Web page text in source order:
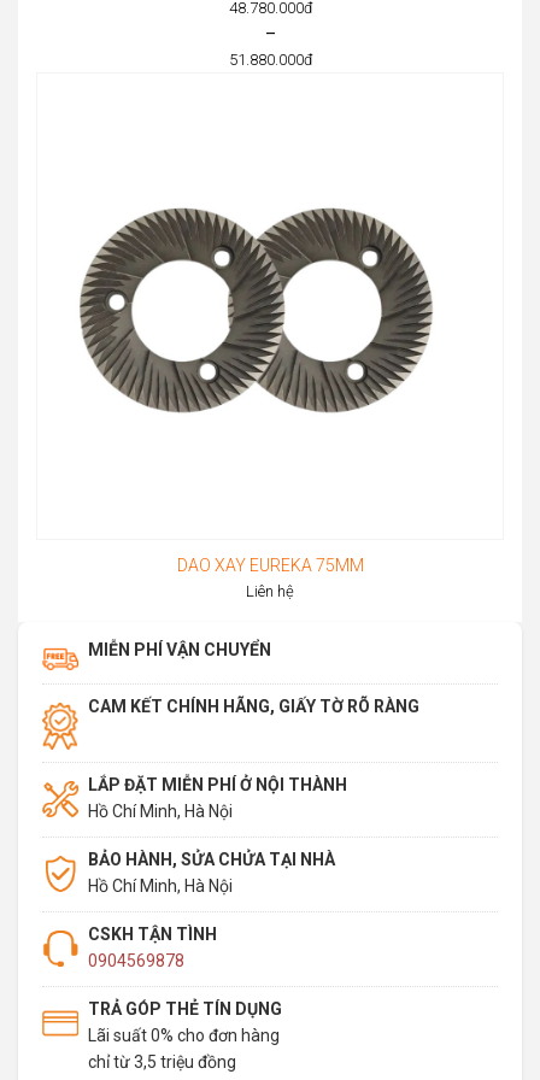
48.780.000đ
–
51.880.000đ
DAO XAY EUREKA 75MM
Liên hệ
MIỄN PHÍ VẬN CHUYỂN
CAM KẾT CHÍNH HÃNG, GIẤY TỜ RÕ RÀNG
LẮP ĐẶT MIỄN PHÍ Ở NỘI THÀNH
Hồ Chí Minh, Hà Nội
BẢO HÀNH, SỬA CHỬA TẠI NHÀ
Hồ Chí Minh, Hà Nội
CSKH TẬN TÌNH
0904569878
TRẢ GÓP THẺ TÍN DỤNG
Lãi suất 0% cho đơn hàng
chỉ từ 3,5 triệu đồng